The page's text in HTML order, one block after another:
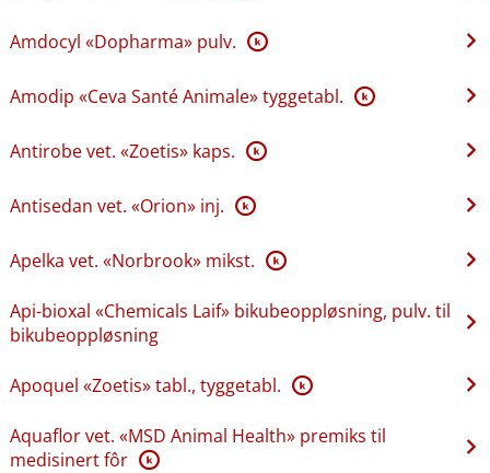
Amdocyl «Dopharma» pulv. K
Amodip «Ceva Santé Animale» tyggetabl. K
Antirobe vet. «Zoetis» kaps. K
Antisedan vet. «Orion» inj. K
Apelka vet. «Norbrook» mikst. K
Api-bioxal «Chemicals Laif» bikubeoppløsning, pulv. til
bikubeoppløsning
Apoquel «Zoetis» tabl., tyggetabl. K
Aquaflor vet. «MSD Animal Health» premiks til
medisinert fôr K